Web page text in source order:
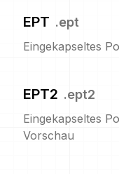
EPT .ept
Eingekapseltes
EPT2 .ept2
Eingekapseltes
Vorschau